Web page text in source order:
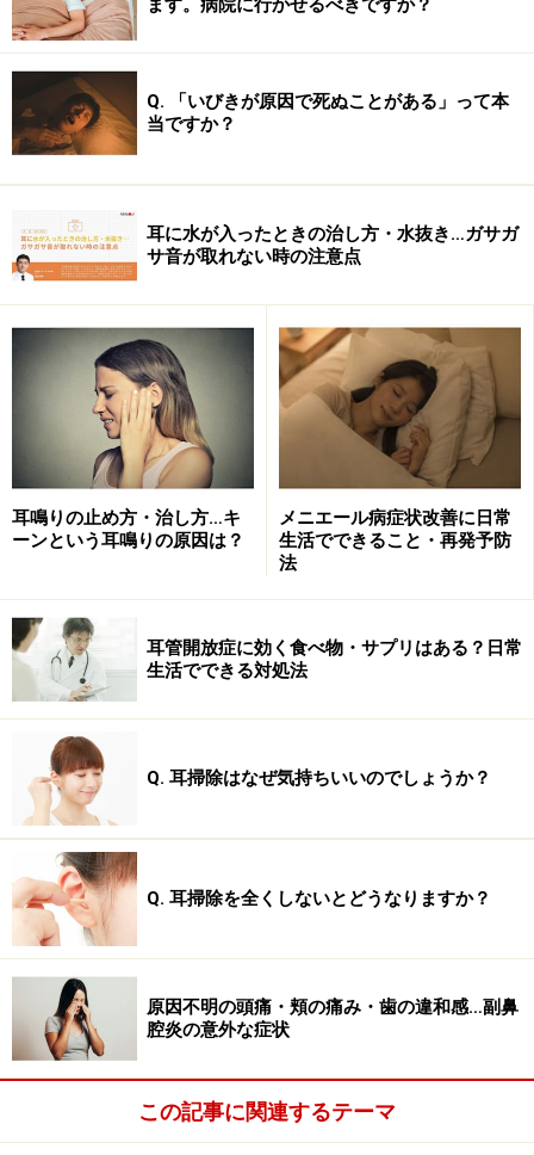
聞こえの悪さ その原因部位は？
聞こえの悪さを「難聴」と表現しますが、原因となる部
位によって「伝音性難聴」と「感音性難聴」に大きく分
類されます。伝音性難聴は、文字通り外部の音を伝える
ための部位である外耳（耳の穴から鼓膜まで）と中耳
（鼓膜から）までです。ごく簡単な例としては、片方の
一方、内耳にまで音は伝わっているのに音が聞こえな
い、という状況があります。これが感音性難聴です。加
齢現象や騒音、聴神経の腫瘍などによる聞こえの悪さも
この分類に含まれます。なお、感音性難聴は更に内耳
性・後迷路性難聴に分けられるのですが、難しくなって
しまいますので今回は省略します。
さて、ここからが本題となります。これまでの内容を理
解できていると興味深く読んでいただけると思いますの
で、このページの内容と次のページの内容を照らし合わ
せてお読みください。
Q. 「いびきが原因で死ぬことがある」って本
当ですか？
耳に水が入ったときの治し方・水抜き…ガサガ
サ音が取れない時の注意点
耳鳴りの止め方・治し方…キ
ーンという耳鳴りの原因は？
メニエール病症状改善に日常
生活でできること・再発予防
法
耳管開放症に効く食べ物・サプリはある？日常
生活でできる対処法
Q. 耳掃除はなぜ気持ちいいのでしょうか？
Q. 耳掃除を全くしないとどうなりますか？
原因不明の頭痛・頬の痛み・歯の違和感…副鼻
腔炎の意外な症状
この記事に関連するテーマ